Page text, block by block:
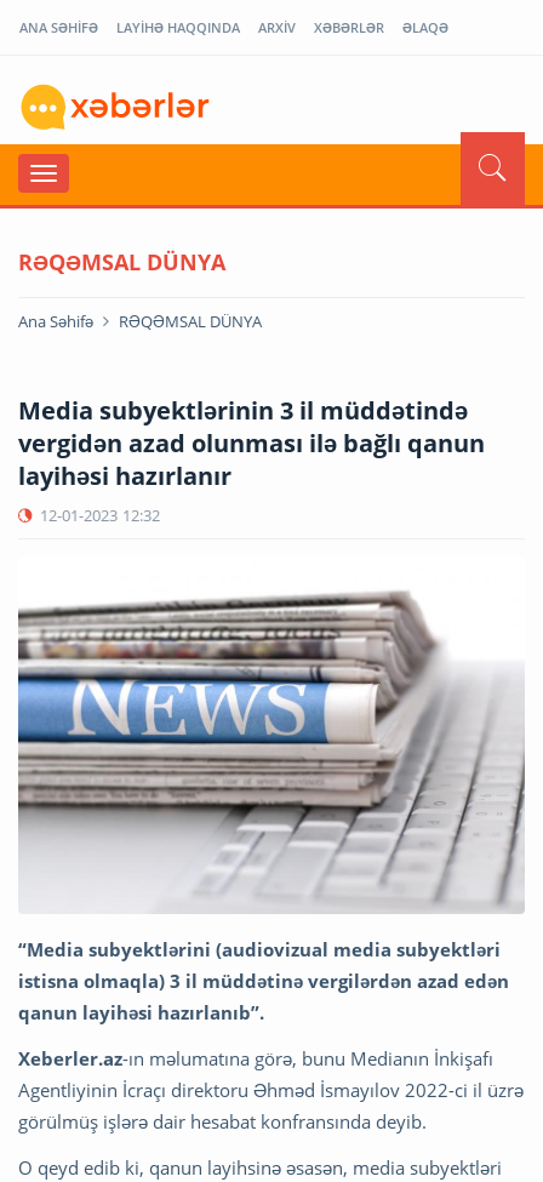
ANA SƏHİFƏ LAYİHƏ HAQQINDA ARXİV XƏBƏRLƏR ƏLAQƏ
RƏQƏMSAL DÜNYA
Ana Səhifə RƏQƏMSAL DÜNYA
Media subyektlərinin 3 il müddətində
vergidən azad olunması ilə bağlı qanun
layihəsi hazırlanır
12-01-2023 12:32
“Media subyektlərini (audiovizual media subyektləri
istisna olmaqla) 3 il müddətinə vergilərdən azad edən
qanun layihəsi hazırlanıb”.
Xeberler.az-ın məlumatına görə, bunu Medianın İnkişafı
Agentliyinin İcraçı direktoru Əhməd İsmayılov 2022-ci il üzrə
görülmüş işlərə dair hesabat konfransında deyib.
O qeyd edib ki, qanun layihsinə əsasən, media subyektləri